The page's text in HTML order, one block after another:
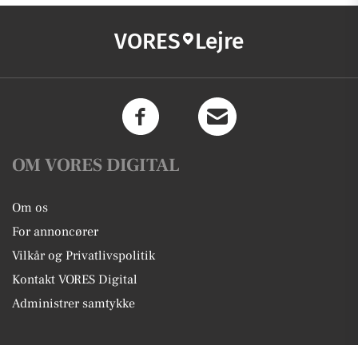
VORES Lejre
OM VORES DIGITAL
Om os
For annoncører
Vilkår og Privatlivspolitik
Kontakt VORES Digital
Administrer samtykke